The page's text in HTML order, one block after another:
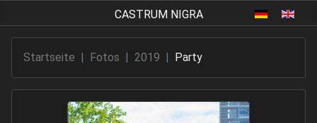
Sprache
Startseite Fotos 2019 Party